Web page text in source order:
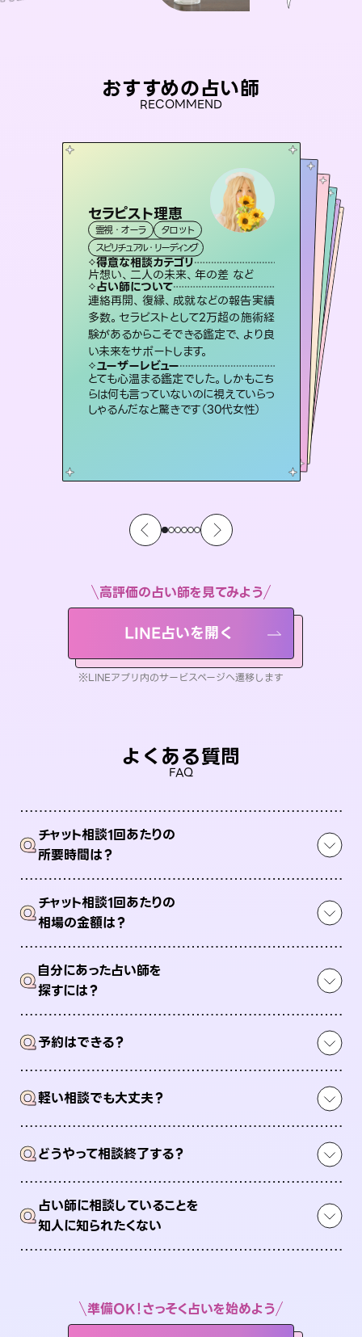
おすすめの占い師
RECOMMEND
セラピスト理恵
霊視・オーラ
タロット
スピリチュアル・リーディング
得意な相談カテゴリ
片想い、二人の未来、年の差 など
占い師について
連絡再開、復縁、成就などの報告実績
多数。セラピストとして2万超の施術経
験があるからこそできる鑑定で、より良
い未来をサポートします。
ユーザーレビュー
とても心温まる鑑定でした。しかもこち
らは何も言っていないのに視えていらっ
しゃるんだなと驚きです（30代女性）
未来視師＊花
霊視・オーラ 心理学
スピリチュアル・リーディング
得意な相談カテゴリ
出逢い、片想い、復縁 など
占い師について
未来には何パターンもの選択肢があり
ます。不安で視えにくくなっているあな
たの素敵な未来を見つけ、その未来を
選択できるようアドバイスします。
ユーザーレビュー
職場の人の性質や人間関係、本心など
本当によく視えていてびっくり。対策が
打てて前向きになれます（40代）
桃源珠羽（とうげんみう）
霊視・オーラ
スピリチュアル・リーディング
得意な相談カテゴリ
片想い、あの人の気持ち、復縁 など
占い師について
恋愛のお悩みの中でも特に「曖昧な関
係」の相談を得意としており、友達以上
恋人未満なお相手との今後や本音を丁
寧に読み解き恋愛成就へと導きます。
ユーザーレビュー
鑑定していただいてアドバイス通りに行
動すると仲が復活してきました。ありが
とうございました（40代 女性）
彗望（すいぼう
霊視・オーラ
スピリチュアル・リーディング
得意な相談カテゴリ
片想い、あの人の気持ち、復縁 など
占い師について
3,700年以上の歴史を持つ東洋最古の占術「易占」で詳細まで占い、幸せへ向かう道筋を示します。厳しい結果にも具体的な対策をお伝えします。
ユーザーレビュー
複雑な背景もしっかり聞いて鑑定して
いただけました。気持ちが楽になりまし
た（50代 女性）
アイリス -iris-
西洋占星術
ルーン
得意な相談カテゴリ
恋愛総合、片想い、二人の未来 など
占い師について
復縁、恋愛、不倫の行方、同性愛や片
思い、仕事関係や借金問題まで知りた
いことや心の負担になっていることを
紐解き、背中をそっと押して導きます。
ユーザーレビュー
安心感のあり、言い切ってくれる所や濁
さない鑑定のおかげで、毎回自分の気
持ちを整えられます（30代 男性）
おう 霊感オラクル
霊視・オーラ
オラクルカード
得意な相談カテゴリ
恋愛総合、あの人の気持ち など
占い師について
霊視×オラクルカードを使って「今」と
「未来」そして「気になるあの人の気持
ち」まで丁寧に読み解き、恋や人生のヒ
ントを優しく引き出します。
ユーザーレビュー
不安な気持ちが嘘みたいに晴れまし
た…！よく視えていらっしゃるんだなと
感じました（40代 女性）
高評価の占い師を見てみよう
LINE占いを開く
※LINEアプリ内のサービスページへ遷移します
よくある質問
FAQ
Qチャット相談1回あたりの
所要時間は？
Qチャット相談1回あたりの
相場の金額は？
Q自分にあった占い師を
探すには？
Q予約はできる？
Q軽い相談でも大丈夫？
Qどうやって相談終了する？
Q占い師に相談していることを
知人に知られたくない
準備OK！さっそく占いを始めよう